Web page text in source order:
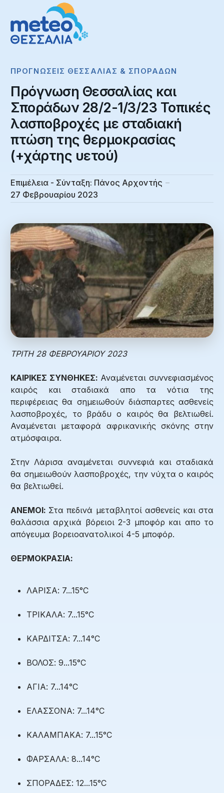
ΠΡΟΓΝΏΣΕΙΣ ΘΕΣΣΑΛΊΑΣ & ΣΠΟΡΆΔΩΝ
Πρόγνωση Θεσσαλίας και
Σποράδων 28/2-1/3/23 Τοπικές
λασποβροχές με σταδιακή
πτώση της θερμοκρασίας
(+χάρτης υετού)
Επιμέλεια - Σύνταξη: Πάνος Αρχοντής
27 Φεβρουαρίου 2023
ΤΡΙΤΗ 28 ΦΕΒΡΟΥΑΡΙΟΥ 2023
ΚΑΙΡΙΚΕΣ ΣΥΝΘΗΚΕΣ: Αναμένεται συννεφιασμένος
καιρός και σταδιακά απο τα νότια της
περιφέρειας θα σημειωθούν διάσπαρτες ασθενείς
λασποβροχές, το βράδυ ο καιρός θα βελτιωθεί.
Αναμένεται μεταφορά αφρικανικής σκόνης στην
ατμόσφαιρα.
Στην Λάρισα αναμένεται συννεφιά και σταδιακά
θα σημειωθούν λασποβροχές, την νύχτα ο καιρός
θα βελτιωθεί.
ΑΝΕΜΟΙ: Στα πεδινά μεταβλητοί ασθενείς και στα
θαλάσσια αρχικά βόρειοι 2-3 μποφόρ και απο το
απόγευμα βορειοανατολικοί 4-5 μποφόρ.
ΘΕΡΜΟΚΡΑΣΙΑ:
ΛΑΡΙΣΑ: 7...15°C
ΤΡΙΚΑΛΑ: 7...15°C
ΚΑΡΔΙΤΣΑ: 7...14°C
ΒΟΛΟΣ: 9...15°C
ΑΓΙΑ: 7...14°C
ΕΛΑΣΣΟΝΑ: 7...14°C
ΚΑΛΑΜΠΑΚΑ: 7...15°C
ΦΑΡΣΑΛΑ: 8...14°C
ΣΠΟΡΑΔΕΣ: 12...15°C